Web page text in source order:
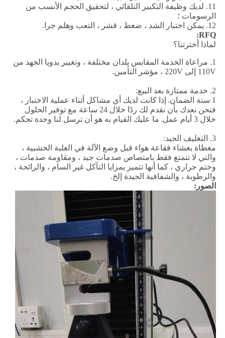
11. لديك وظيفة التكبير التلقائي ، لتحقيق الحجم الأنسب من
الرسومات ؛
12. يمكن اختبار الشد ، ضغط ، قشر ، التعب وهلم جرا.
RFQ:
لماذا أخترتنا؟
1. مراعاة الخدمة المقابس بلدان مختلفة ، وتغيير يدويا الجهد من
110V إلى 220V ، مؤشر التأمين.
2. خدمة ممتازة بعد البيع:
1 سنة الضمان.
إذا كانت لديك أي مشاكل أثناء عملية الاختبار ،
فنحن نعدك بأن نقدم لك ردًا خلال 24 ساعة مع توفير الحلول
خلال 3 أيام عمل.
ما عليك القيام به هو أن ترسل لنا وحدة تحكم.
3. التغليف الجيد:
مغطاة بغشاء فقاعة هواء قبل وضع الآلة في العلبة الخشبية ،
والتي لا تتمتع فقط بامتصاص صدمات جيد ، ومقاومة صدمات ،
وختم حراري ، كما أنها تتميز بمزايا التآكل غير السام ، والرائحة ،
والرطوبة ، والشفافية الجيدة إلخ.
الصور: